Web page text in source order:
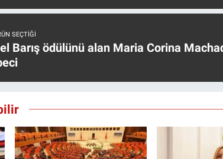
SEÇTIĞI
Barış ödülünü alan Maria Corina